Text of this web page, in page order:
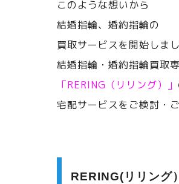
このような想いから
結婚指輪、婚約指輪の
買取サービスを開始しまし
結婚指輪・婚約指輪買取
「RERING（リリング）」
宅配サービスをご検討・
RERING(リリング